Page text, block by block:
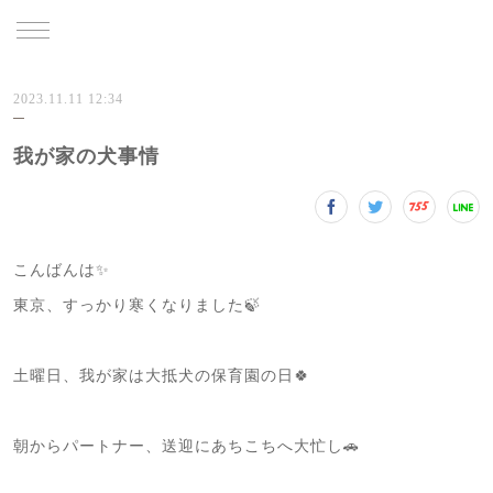
2023.11.11 12:34
我が家の犬事情
こんばんは✨
東京、すっかり寒くなりました🍃
土曜日、我が家は大抵犬の保育園の日🍀
朝からパートナー、送迎にあちこちへ大忙し🚗